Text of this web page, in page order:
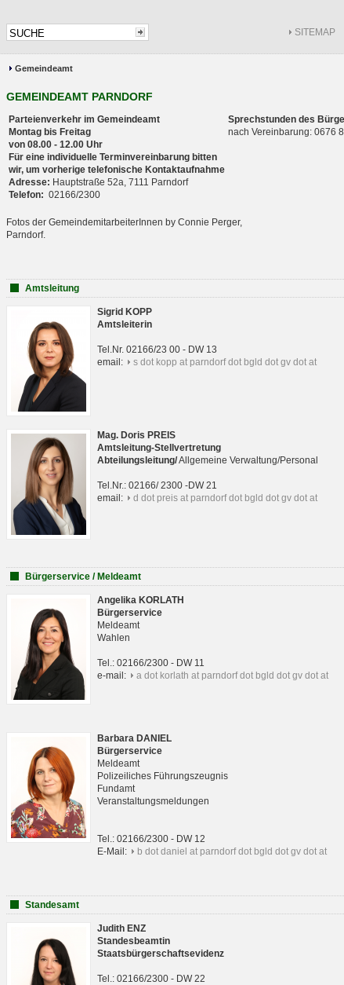
SITEMAP
Gemeindeamt
GEMEINDEAMT PARNDORF
Parteienverkehr im Gemeindeamt
Montag bis Freitag
von 08.00 - 12.00 Uhr
Für eine individuelle Terminvereinbarung bitten
wir, um vorherige telefonische Kontaktaufnahme
Adresse: Hauptstraße 52a, 7111 Parndorf
Telefon: 02166/2300
Sprechstunden des
nach Vereinbarung: 0676
Fotos der GemeindemitarbeiterInnen by Connie Perger,
Parndorf.
Amtsleitung
Sigrid KOPP
Amtsleiterin
Tel.Nr. 02166/23 00 - DW 13
email:
s dot kopp at parndorf dot bgld dot gv dot at
Mag. Doris PREIS
Amtsleitung-Stellvertretung
Abteilungsleitung/Allgemeine Verwaltung/Personal
Tel.Nr.: 02166/ 2300 -DW 21
email:
d dot preis at parndorf dot bgld dot gv dot at
Bürgerservice / Meldeamt
Angelika KORLATH
Bürgerservice
Meldeamt
Wahlen
Tel.: 02166/2300 - DW 11
e-mail:
a dot korlath at parndorf dot bgld dot gv dot at
Barbara DANIEL
Bürgerservice
Meldeamt
Polizeiliches Führungszeugnis
Fundamt
Veranstaltungsmeldungen
Tel.: 02166/2300 - DW 12
E-Mail:
b dot daniel at parndorf dot bgld dot gv dot at
Standesamt
Judith ENZ
Standesbeamtin
Staatsbürgerschaftsevidenz
Tel.: 02166/2300 - DW 22